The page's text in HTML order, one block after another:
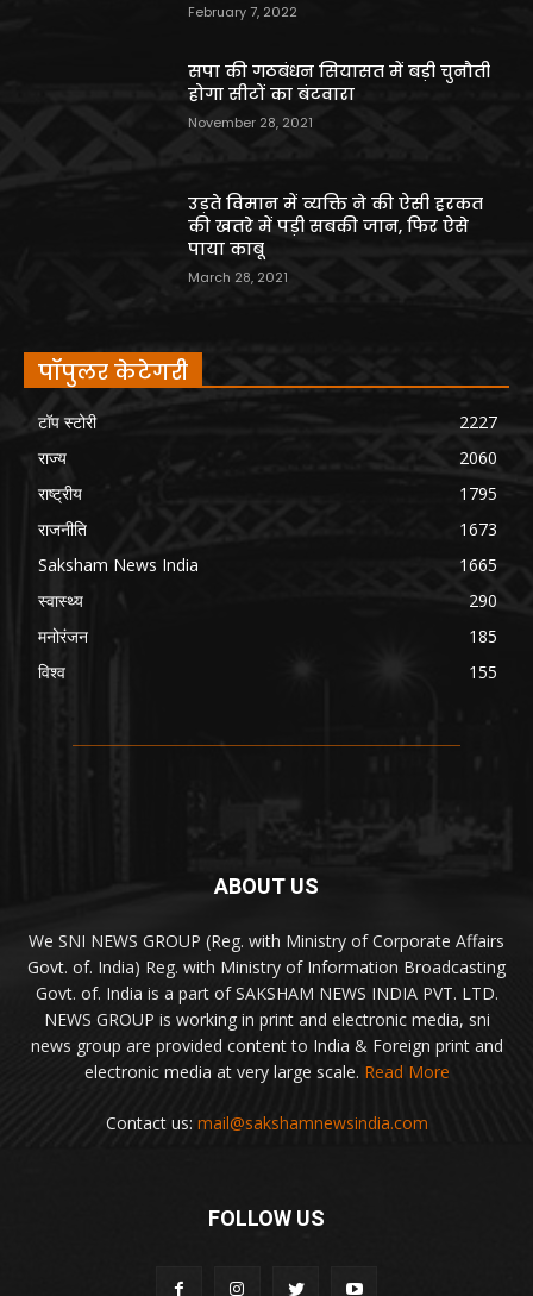
February 7, 2022
सपा की गठबंधन सियासत में बड़ी चुनौती
होगा सीटों का बंटवारा
November 28, 2021
उड़ते विमान में व्यक्ति ने की ऐसी हरकत
की खतरे में पड़ी सबकी जान, फिर ऐसे
पाया काबू
March 28, 2021
पॉपुलर केटेगरी
टॉप स्टोरी
2227
राज्य
2060
राष्ट्रीय
1795
राजनीति
1673
Saksham News India
1665
स्वास्थ्य
290
मनोरंजन
185
विश्व
155
ABOUT US
We SNI NEWS GROUP (Reg. with Ministry of Corporate Affairs
Govt. of. India) Reg. with Ministry of Information Broadcasting
Govt. of. India is a part of SAKSHAM NEWS INDIA PVT. LTD.
NEWS GROUP is working in print and electronic media, sni
news group are provided content to India & Foreign print and
electronic media at very large scale. Read More
Contact us: mail@sakshamnewsindia.com
FOLLOW US